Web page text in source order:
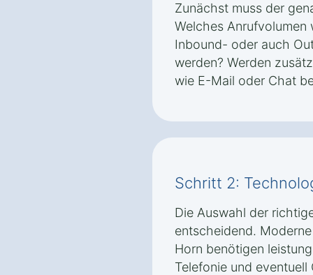
Zunächst muss der
Welches Anrufvolumen
Inbound- oder auch
werden? Werden
wie E-Mail oder Chat
Schritt 2:
Die Auswahl der
entscheidend.
Horn benötigen
Telefonie und